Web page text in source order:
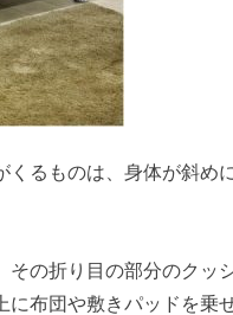
るものは、身体が斜め
の折り目の部分のクッ
布団や敷きパッドを乗